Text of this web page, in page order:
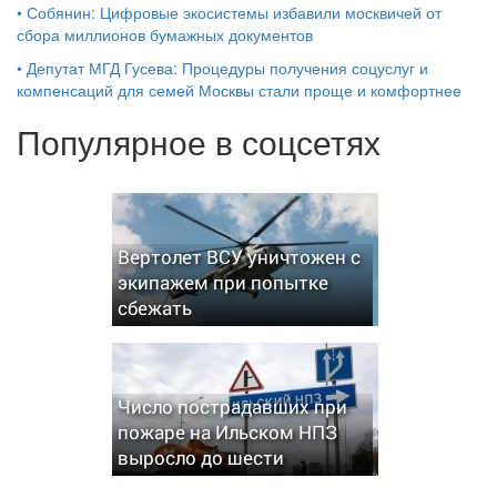
• Собянин: Цифровые экосистемы избавили москвичей от
сбора миллионов бумажных документов
• Депутат МГД Гусева: Процедуры получения соцуслуг и
компенсаций для семей Москвы стали проще и комфортнее
Популярное в соцсетях
Вертолет ВСУ уничтожен с
экипажем при попытке
сбежать
Число пострадавших при
пожаре на Ильском НПЗ
выросло до шести